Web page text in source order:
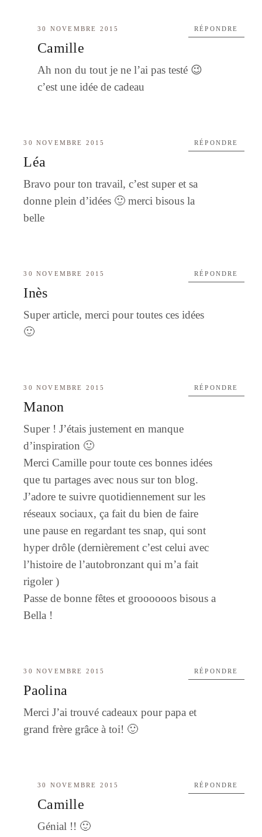
30 NOVEMBRE 2015
Camille
Ah non du tout je ne l’ai pas testé 😉
c’est une idée de cadeau
RÉPONDRE
30 NOVEMBRE 2015
Léa
Bravo pour ton travail, c’est super et sa
donne plein d’idées 🙂 merci bisous la
belle
RÉPONDRE
30 NOVEMBRE 2015
Inès
Super article, merci pour toutes ces idées
🙂
RÉPONDRE
30 NOVEMBRE 2015
Manon
Super ! J’étais justement en manque
d’inspiration 🙂
Merci Camille pour toute ces bonnes idées
que tu partages avec nous sur ton blog.
J’adore te suivre quotidiennement sur les
réseaux sociaux, ça fait du bien de faire
une pause en regardant tes snap, qui sont
hyper drôle (dernièrement c’est celui avec
l’histoire de l’autobronzant qui m’a fait
rigoler )
Passe de bonne fêtes et groooooos bisous a
Bella !
RÉPONDRE
30 NOVEMBRE 2015
Paolina
Merci J’ai trouvé cadeaux pour papa et
grand frère grâce à toi! 🙂
RÉPONDRE
30 NOVEMBRE 2015
Camille
Génial !! 🙂
RÉPONDRE